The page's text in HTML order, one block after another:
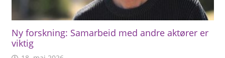
Ny forskning: Samarbeid med andre aktører er
viktig